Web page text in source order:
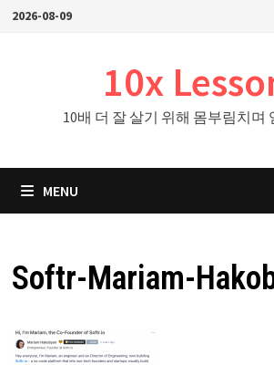
Skip2026-08-09
10x
10배 더 잘 살기 위해 몸부림치며
MENU
Softr-Mariam-